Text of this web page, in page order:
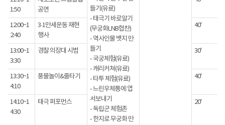
들기(유료)
- 태극기 바로알기
(무궁화LNB협찬)
- 역사인물 뱃지 만
들기
- 국궁체험(유료)
- 캐리커쳐(유료)
- 타투 체험(유료)
- 느린우체통에 엽
서보내기
- 독립군 체험존
- 한지로 무궁화 만
1:50
공연
12:00~1
2:40
3·1만세운동 재현
행사
40'
13:00~1
3:30
경찰 의장대 시범 30'
13:30~1
4:10
풍물놀이&줄타기 40'
14:10~1
4:30
태극 퍼포먼스 20'